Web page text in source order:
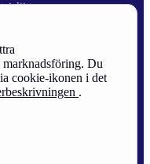
marknadsföring. Du
cookie-ikonen i det
.
ry.